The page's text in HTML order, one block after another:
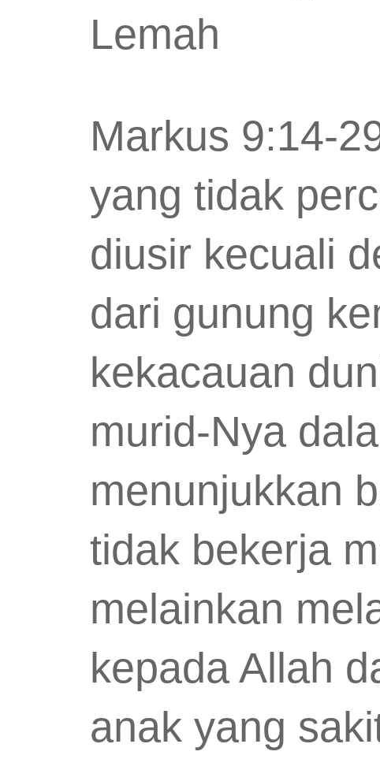
Lemah
Markus 9:14-
yang tidak
diusir kecuali
dari gunung
kekacauan
murid-Nya
menunjukkan
tidak bekerja
melainkan
kepada Allah
anak yang